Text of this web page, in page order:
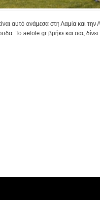
είναι αυτό ανάμεσα στη Λαμία και
Το aelole.gr βρήκε και σας